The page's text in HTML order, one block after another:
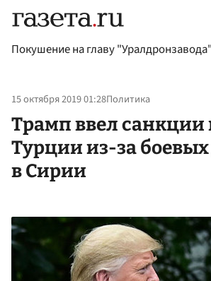
Покушение на главу "Уралдронзавода"
15 октября 2019 01:28Политика
Трамп ввел санкции
Турции из-за
в Сирии